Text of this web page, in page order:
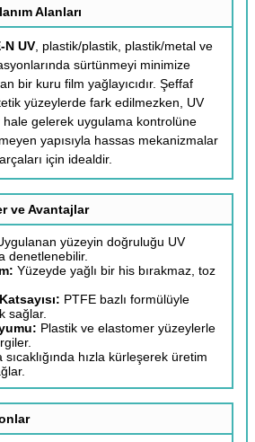
Alanları
N UV , plastik/plastik, plastik/metal ve
sürtünmeyi minimize
bir kuru film yağlayıcıdır. Şeffaf
yüzeylerde fark edilmezken, UV
hale gelerek uygulama kontrolüne
yapısıyla hassas mekanizmalar
için idealdir.
ve Avantajlar
yüzeyin doğruluğu UV
denetlenebilir.
Yüzeyde yağlı bir his bırakmaz, toz
PTFE bazlı formülüyle
sağlar.
Plastik ve elastomer yüzeylerle
sıcaklığında hızla kürleşerek üretim